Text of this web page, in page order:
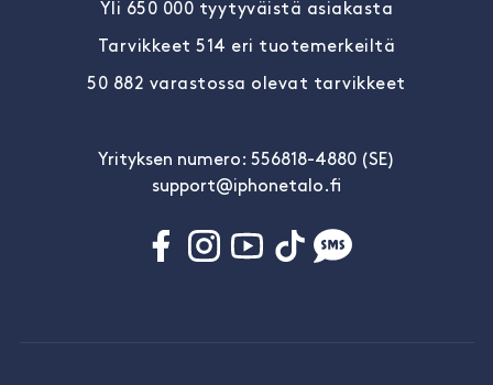
Yli 650 000 tyytyväistä asiakasta
Tarvikkeet 514 eri tuotemerkeiltä
50 882 varastossa olevat tarvikkeet
Yrityksen numero: 556818-4880 (SE)
support@iphonetalo.fi